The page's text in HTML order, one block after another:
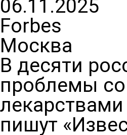
06.11.2025
Forbes
Москва
В десяти
проблемы
пишут